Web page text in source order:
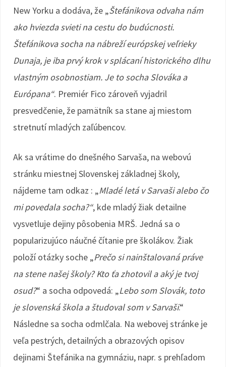
New Yorku a dodáva, že „Štefánikova odvaha nám
ako hviezda svieti na cestu do budúcnosti.
Štefánikova socha na nábreží európskej veľrieky
Dunaja, je iba prvý krok v splácaní historického dlhu
vlastným osobnostiam. Je to socha Slováka a
Európana“. Premiér Fico zároveň vyjadril
presvedčenie, že pamätník sa stane aj miestom
stretnutí mladých zaľúbencov.
Ak sa vrátime do dnešného Sarvaša, na webovú
stránku miestnej Slovenskej základnej školy,
nájdeme tam odkaz : „Mladé letá v Sarvaši alebo čo
mi povedala socha?“, kde mladý žiak detailne
vysvetluje dejiny pôsobenia MRŠ. Jedná sa o
popularizujúco náučné čítanie pre školákov. Žiak
položí otázky soche „Prečo si nainštalovaná práve
na stene našej školy? Kto ťa zhotovil a aký je tvoj
osud?“ a socha odpovedá: „Lebo som Slovák, toto
je slovenská škola a študoval som v Sarvaši.“
Následne sa socha odmlčala. Na webovej stránke je
veľa pestrých, detailných a obrazových opisov
dejinami Štefánika na gymnáziu, napr. s prehľadom